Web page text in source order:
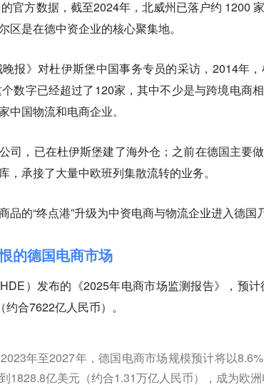
官方数据，截至2024年，北威州已落户约 1200
区是在德中资企业的核心聚集地。
报》对杜伊斯堡中国事务专员的采访，2014年
数字已经超过了120家，其中不少是与跨境电商
中国物流和电商企业。
司，已在杜伊斯堡建了海外仓；之前在德国主要
，承接了大量中欧班列集散流转的业务。
品的“终点港”升级为中资电商与物流企业进入德国
的德国电商市场
）发布的《2025年电商市场监测报告》，预
合7622亿人民币）。
年至2027年，德国电商市场规模预计将以
1828.8亿美元（约合1.31万亿人民币），成为欧洲